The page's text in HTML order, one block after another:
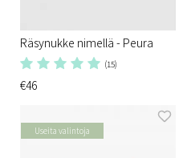
Räsynukke nimellä - Peura
(15)
€46
Useita valintoja